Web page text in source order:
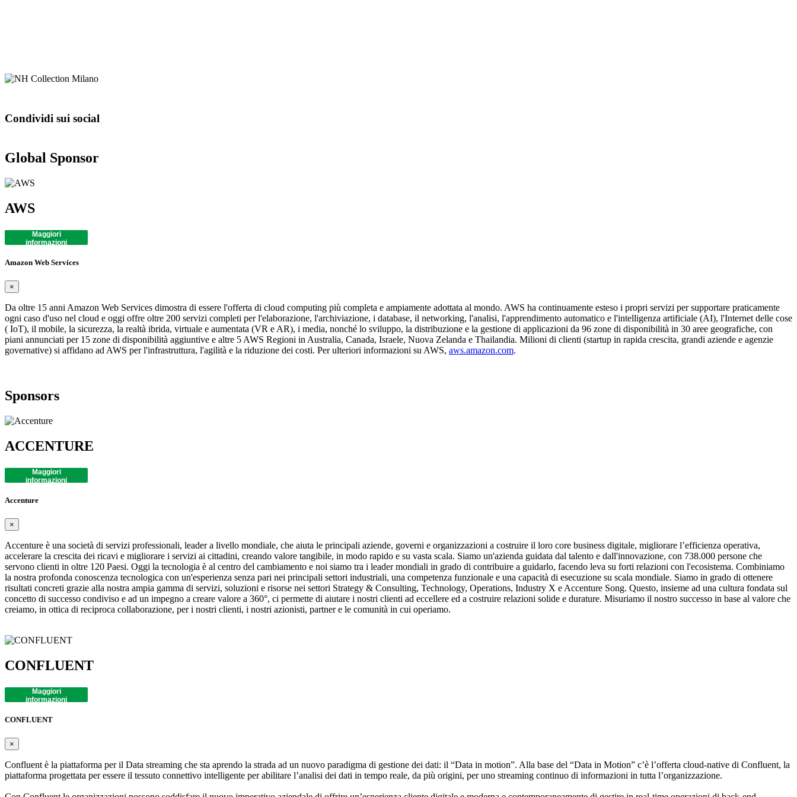
Condividi sui social
Global Sponsor
AWS
Maggiori
informazioni
Amazon Web Services
×
Da oltre 15 anni Amazon Web Services dimostra di essere l'offerta di cloud computing più completa e ampiamente adottata al mondo. AWS ha continuamente esteso i propri servizi per supportare praticamente
ogni caso d'uso nel cloud e oggi offre oltre 200 servizi completi per l'elaborazione, l'archiviazione, i database, il networking, l'analisi, l'apprendimento automatico e l'intelligenza artificiale (AI), l'Internet delle cose
( IoT), il mobile, la sicurezza, la realtà ibrida, virtuale e aumentata (VR e AR), i media, nonché lo sviluppo, la distribuzione e la gestione di applicazioni da 96 zone di disponibilità in 30 aree geografiche, con
piani annunciati per 15 zone di disponibilità aggiuntive e altre 5 AWS Regioni in Australia, Canada, Israele, Nuova Zelanda e Thailandia. Milioni di clienti (startup in rapida crescita, grandi aziende e agenzie
governative) si affidano ad AWS per l'infrastruttura, l'agilità e la riduzione dei costi. Per ulteriori informazioni su AWS, aws.amazon.com.
Sponsors
ACCENTURE
Maggiori
informazioni
Accenture
×
Accenture è una società di servizi professionali, leader a livello mondiale, che aiuta le principali aziende, governi e organizzazioni a costruire il loro core business digitale, migliorare l’efficienza operativa,
accelerare la crescita dei ricavi e migliorare i servizi ai cittadini, creando valore tangibile, in modo rapido e su vasta scala. Siamo un'azienda guidata dal talento e dall'innovazione, con 738.000 persone che
servono clienti in oltre 120 Paesi. Oggi la tecnologia è al centro del cambiamento e noi siamo tra i leader mondiali in grado di contribuire a guidarlo, facendo leva su forti relazioni con l'ecosistema. Combiniamo
la nostra profonda conoscenza tecnologica con un'esperienza senza pari nei principali settori industriali, una competenza funzionale e una capacità di esecuzione su scala mondiale. Siamo in grado di ottenere
risultati concreti grazie alla nostra ampia gamma di servizi, soluzioni e risorse nei settori Strategy & Consulting, Technology, Operations, Industry X e Accenture Song. Questo, insieme ad una cultura fondata sul
concetto di successo condiviso e ad un impegno a creare valore a 360°, ci permette di aiutare i nostri clienti ad eccellere ed a costruire relazioni solide e durature. Misuriamo il nostro successo in base al valore che
creiamo, in ottica di reciproca collaborazione, per i nostri clienti, i nostri azionisti, partner e le comunità in cui operiamo.
CONFLUENT
Maggiori
informazioni
CONFLUENT
×
Confluent è la piattaforma per il Data streaming che sta aprendo la strada ad un nuovo paradigma di gestione dei dati: il “Data in motion”. Alla base del “Data in Motion” c’è l’offerta cloud-native di Confluent, la
piattaforma progettata per essere il tessuto connettivo intelligente per abilitare l’analisi dei dati in tempo reale, da più origini, per uno streaming continuo di informazioni in tutta l’organizzazione.